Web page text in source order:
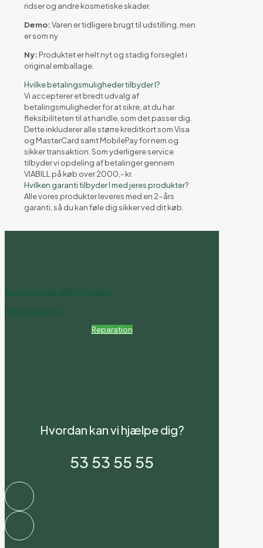
ridser og andre kosmetiske skader.
Demo:Varen er tidligere brugt til udstilling, men
er som ny
Ny: Produktet er helt nyt og stadig forseglet i
original emballage.
Hvilke betalingsmuligheder tilbyder I?
Vi accepterer et bredt udvalg af
betalingsmuligheder for at sikre, at du har
fleksibiliteten til at handle, som det passer dig.
Dette inkluderer alle større kreditkort som Visa
og MasterCard samt MobilePay for nem og
sikker transaktion. Som yderligere service
tilbyder vi opdeling af betalinger gennem
VIABILL på køb over 2000,- kr.
Hvilken garanti tilbyder I med jeres produkter?
Alle vores produkter leveres med en 2-års
garanti, så du kan føle dig sikker ved dit køb.
Slotsgade 12A, 6000 Kolding
Hent vejvisning
Reparation
Hvordan kan vi hjælpe dig?
53 53 55 55